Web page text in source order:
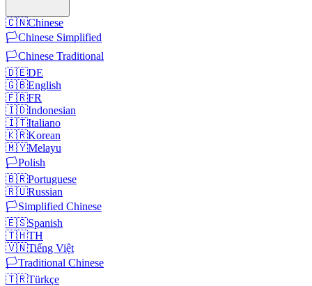
🇨🇳Chinese
🏳️Chinese Simplified
🏳️Chinese Traditional
🇩🇪DE
🇬🇧English
🇫🇷FR
🇮🇩Indonesian
🇮🇹Italiano
🇰🇷Korean
🇲🇾Melayu
🏳️Polish
🇧🇷Portuguese
🇷🇺Russian
🏳️Simplified Chinese
🇪🇸Spanish
🇹🇭TH
🇻🇳Tiếng Việt
🏳️Traditional Chinese
🇹🇷Türkçe